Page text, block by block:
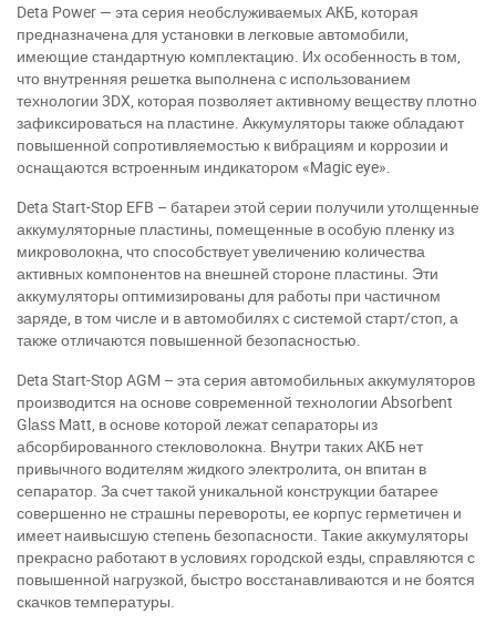
Deta Power — эта серия необслуживаемых АКБ, которая
предназначена для установки в легковые автомобили,
имеющие стандартную комплектацию. Их особенность в том,
что внутренняя решетка выполнена с использованием
технологии 3DX, которая позволяет активному веществу плотно
зафиксироваться на пластине. Аккумуляторы также обладают
повышенной сопротивляемостью к вибрациям и коррозии и
оснащаются встроенным индикатором «Magic eye».
Deta Start-Stop EFB – батареи этой серии получили утолщенные
аккумуляторные пластины, помещенные в особую пленку из
микроволокна, что способствует увеличению количества
активных компонентов на внешней стороне пластины. Эти
аккумуляторы оптимизированы для работы при частичном
заряде, в том числе и в автомобилях с системой старт/стоп, а
также отличаются повышенной безопасностью.
Deta Start-Stop AGM – эта серия автомобильных аккумуляторов
производится на основе современной технологии Аbsorbent
Glаss Matt, в основе которой лежат сепараторы из
абсорбированного стекловолокна. Внутри таких АКБ нет
привычного водителям жидкого электролита, он впитан в
сепаратор. За счет такой уникальной конструкции батарее
совершенно не страшны перевороты, ее корпус герметичен и
имеет наивысшую степень безопасности. Такие аккумуляторы
прекрасно работают в условиях городской езды, справляются с
повышенной нагрузкой, быстро восстанавливаются и не боятся
скачков температуры.